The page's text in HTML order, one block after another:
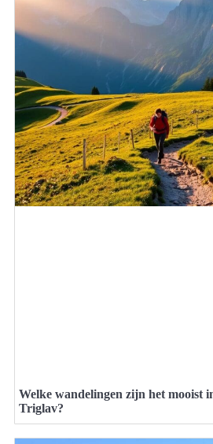
Welke wandelingen zijn het mooist
Triglav?